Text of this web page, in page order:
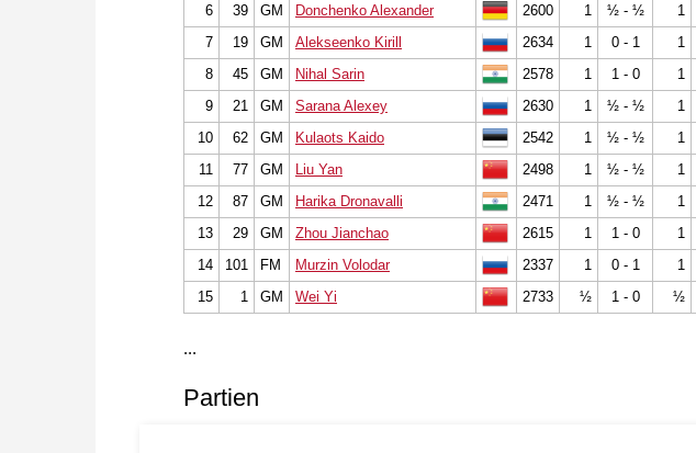
6
39 GM Donchenko Alexander 2600 1 ½ - ½ 1
7
19 GM Alekseenko Kirill 2634 1 0 - 1 1
8
45 GM Nihal Sarin 2578 1 1 - 0 1
9
21 GM Sarana Alexey 2630 1 ½ - ½ 1
10
62 GM Kulaots Kaido 2542 1 ½ - ½ 1
11
77 GM Liu Yan 2498 1 ½ - ½ 1
12
87 GM Harika Dronavalli 2471 1 ½ - ½ 1
13
29 GM Zhou Jianchao 2615 1 1 - 0 1
14
101 FM Murzin Volodar 2337 1 0 - 1 1
15
1 GM Wei Yi 2733 ½ 1 - 0 ½
...
Partien